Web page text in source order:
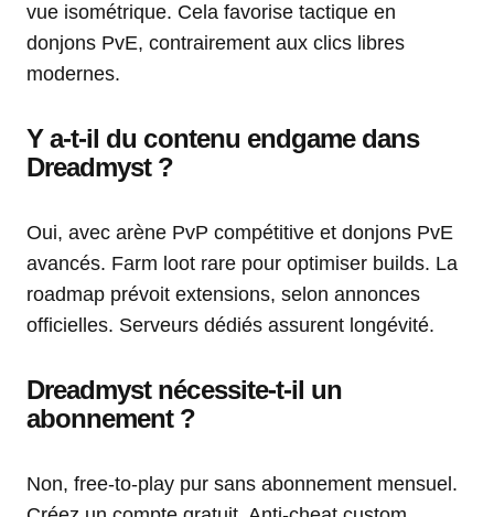
vue isométrique. Cela favorise tactique en
donjons PvE, contrairement aux clics libres
modernes.
Y a-t-il du contenu endgame dans
Dreadmyst ?
Oui, avec arène PvP compétitive et donjons PvE
avancés. Farm loot rare pour optimiser builds. La
roadmap prévoit extensions, selon annonces
officielles. Serveurs dédiés assurent longévité.
Dreadmyst nécessite-t-il un
abonnement ?
Non, free-to-play pur sans abonnement mensuel.